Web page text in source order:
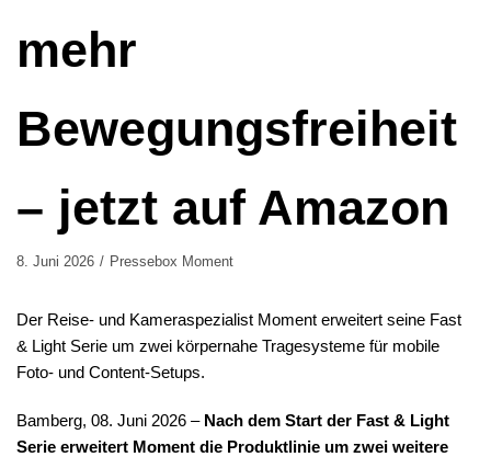
mehr
Bewegungsfreiheit
– jetzt auf Amazon
8. Juni 2026 Pressebox Moment
Der Reise- und Kameraspezialist Moment erweitert seine Fast
& Light Serie um zwei körpernahe Tragesysteme für mobile
Foto- und Content-Setups.
Bamberg, 08. Juni 2026 – Nach dem Start der Fast & Light
Serie erweitert Moment die Produktlinie um zwei weitere